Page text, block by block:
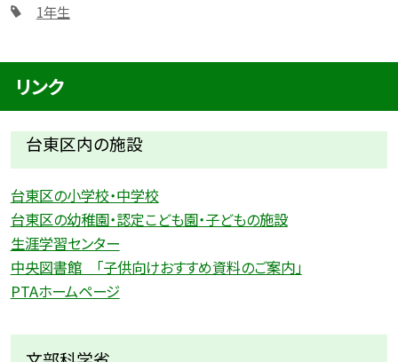
1年生
リンク
台東区内の施設
台東区の小学校・中学校
台東区の幼稚園・認定こども園・子どもの施設
生涯学習センター
中央図書館 「子供向けおすすめ資料のご案内」
PTAホームページ